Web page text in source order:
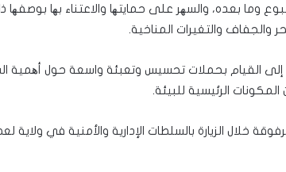
وما بعده، والسھر على حمايتھا والاعتناء بھا بوصفھا
والجفاف والتغيرات المناخية.
القيام بحملات تحسيس وتعبئة واسعة حول أھمية
الرئيسية للبيئة.
خلال الزيارة بالسلطات الإدارية والأمنية في ولاية